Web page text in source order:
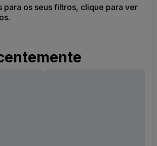
para os seus filtros, clique para ver